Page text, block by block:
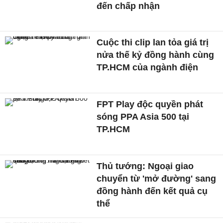
đến chấp nhận
Cuộc thi clip lan tỏa giá trị
nửa thế kỷ đồng hành cùng
TP.HCM của ngành điện
FPT Play độc quyền phát
sóng PPA Asia 500 tại
TP.HCM
Thủ tướng: Ngoại giao
chuyển từ 'mở đường' sang
đồng hành đến kết quả cụ
thể